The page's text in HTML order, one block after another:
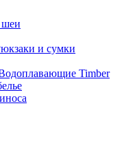
шеи
и сумки
Timber